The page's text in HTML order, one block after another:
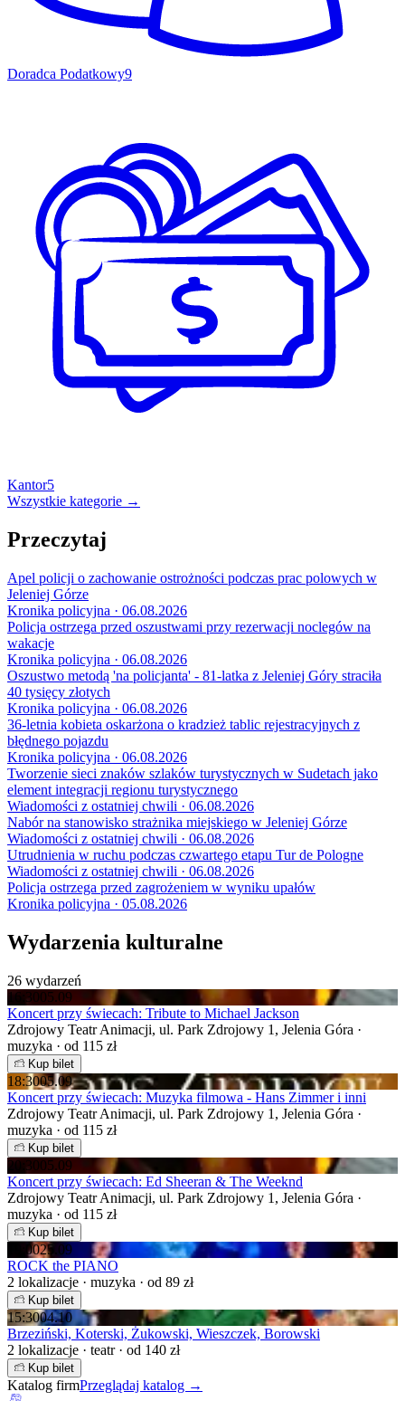
Doradca Podatkowy9
Kantor5
Wszystkie kategorie →
Przeczytaj
Apel policji o zachowanie ostrożności podczas prac polowych w
Jeleniej Górze
Kronika policyjna · 06.08.2026
Policja ostrzega przed oszustwami przy rezerwacji noclegów na
wakacje
Kronika policyjna · 06.08.2026
Oszustwo metodą 'na policjanta' - 81-latka z Jeleniej Góry straciła
40 tysięcy złotych
Kronika policyjna · 06.08.2026
36-letnia kobieta oskarżona o kradzież tablic rejestracyjnych z
błędnego pojazdu
Kronika policyjna · 06.08.2026
Tworzenie sieci znaków szlaków turystycznych w Sudetach jako
element integracji regionu turystycznego
Wiadomości z ostatniej chwili · 06.08.2026
Nabór na stanowisko strażnika miejskiego w Jeleniej Górze
Wiadomości z ostatniej chwili · 06.08.2026
Utrudnienia w ruchu podczas czwartego etapu Tur de Pologne
Wiadomości z ostatniej chwili · 06.08.2026
Policja ostrzega przed zagrożeniem w wyniku upałów
Kronika policyjna · 05.08.2026
Wydarzenia kulturalne
26 wydarzeń
16:3005.09
Koncert przy świecach: Tribute to Michael Jackson
Zdrojowy Teatr Animacji, ul. Park Zdrojowy 1, Jelenia Góra ·
muzyka · od 115 zł
Kup bilet
18:3005.09
Koncert przy świecach: Muzyka filmowa - Hans Zimmer i inni
Zdrojowy Teatr Animacji, ul. Park Zdrojowy 1, Jelenia Góra ·
muzyka · od 115 zł
Kup bilet
20:3005.09
Koncert przy świecach: Ed Sheeran & The Weeknd
Zdrojowy Teatr Animacji, ul. Park Zdrojowy 1, Jelenia Góra ·
muzyka · od 115 zł
Kup bilet
19:0025.09
ROCK the PIANO
2 lokalizacje · muzyka · od 89 zł
Kup bilet
15:3004.10
Brzeziński, Koterski, Żukowski, Wieszczek, Borowski
2 lokalizacje · teatr · od 140 zł
Kup bilet
Katalog firmPrzeglądaj katalog →